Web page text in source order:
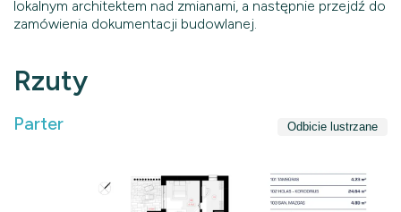
lokalnym architektem nad zmianami, a następnie przejdź do
zamówienia dokumentacji budowlanej.
Rzuty
Parter Odbicie lustrzane